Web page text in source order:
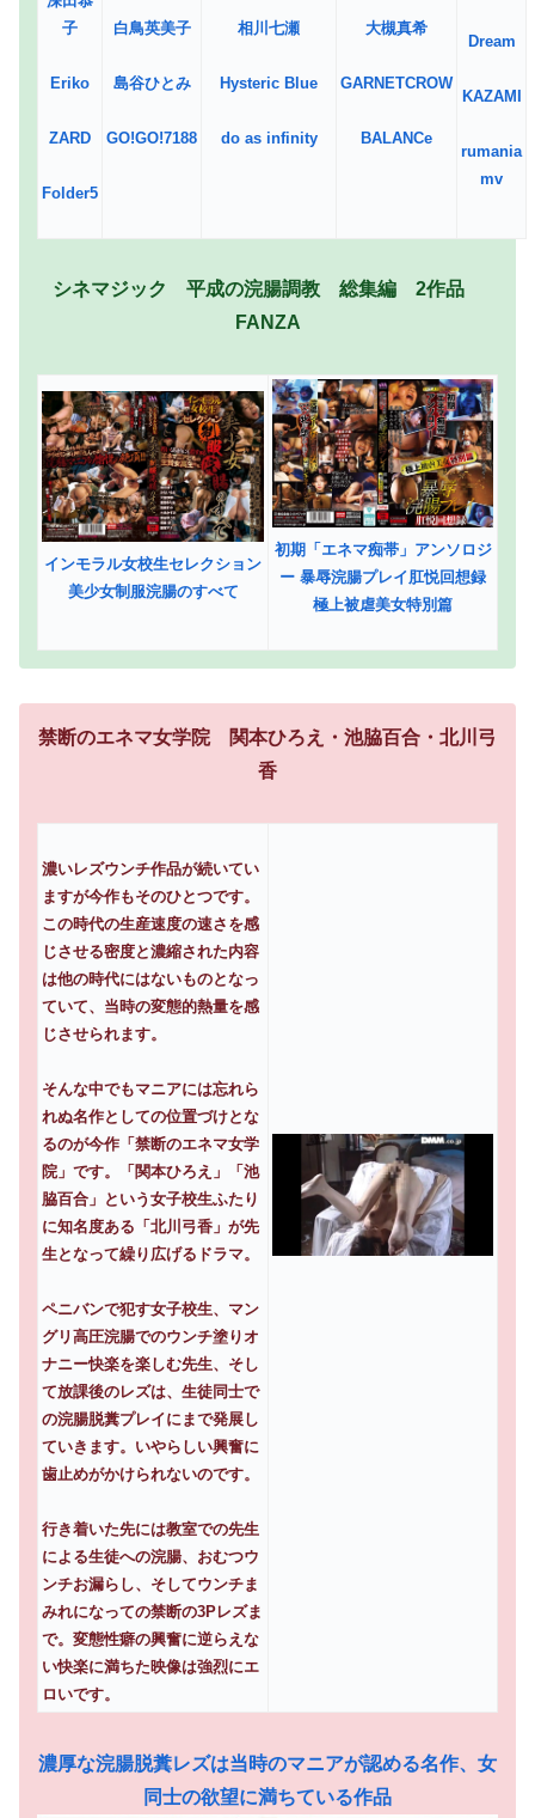
子
Eriko
ZARD
Folder5
白鳥英美子
島谷ひとみ
GO!GO!7188
相川七瀬
Hysteric Blue
do as infinity
大槻真希
GARNETCROW
BALANCe
Dream
KAZAMI
rumania
mv
シネマジック 平成の浣腸調教 総集編 2作品
FANZA
インモラル女校生セレクション
美少女制服浣腸のすべて
初期「エネマ痴帯」アンソロジ
ー 暴辱浣腸プレイ肛悦回想録
極上被虐美女特別篇
禁断のエネマ女学院 関本ひろえ・池脇百合・北川弓
香
濃いレズウンチ作品が続いてい
ますが今作もそのひとつです。
この時代の生産速度の速さを感
じさせる密度と濃縮された内容
は他の時代にはないものとなっ
ていて、当時の変態的熱量を感
じさせられます。
そんな中でもマニアには忘れら
れぬ名作としての位置づけとな
るのが今作「禁断のエネマ女学
院」です。「関本ひろえ」「池
脇百合」という女子校生ふたり
に知名度ある「北川弓香」が先
生となって繰り広げるドラマ。
ペニバンで犯す女子校生、マン
グリ高圧浣腸でのウンチ塗りオ
ナニー快楽を楽しむ先生、そし
て放課後のレズは、生徒同士で
の浣腸脱糞プレイにまで発展し
ていきます。いやらしい興奮に
歯止めがかけられないのです。
行き着いた先には教室での先生
による生徒への浣腸、おむつウ
ンチお漏らし、そしてウンチま
みれになっての禁断の3Pレズま
で。変態性癖の興奮に逆らえな
い快楽に満ちた映像は強烈にエ
ロいです。
濃厚な浣腸脱糞レズは当時のマニアが認める名作、女
同士の欲望に満ちている作品